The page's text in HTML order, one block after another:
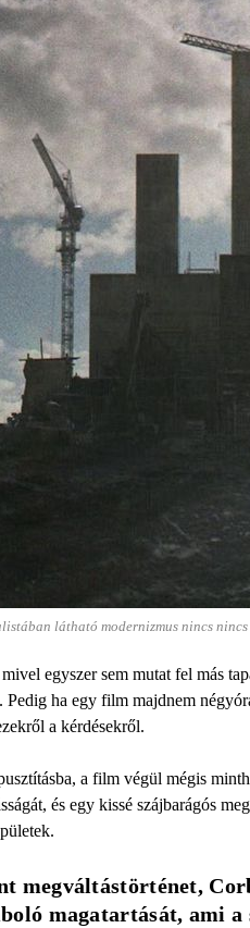
látható modernizmus nincs
egyszer sem mutat fel más
ha egy film majdnem
a kérdésekről.
a film végül mégis
és egy kissé szájbarágós
megváltástörténet,
magatartását, ami a